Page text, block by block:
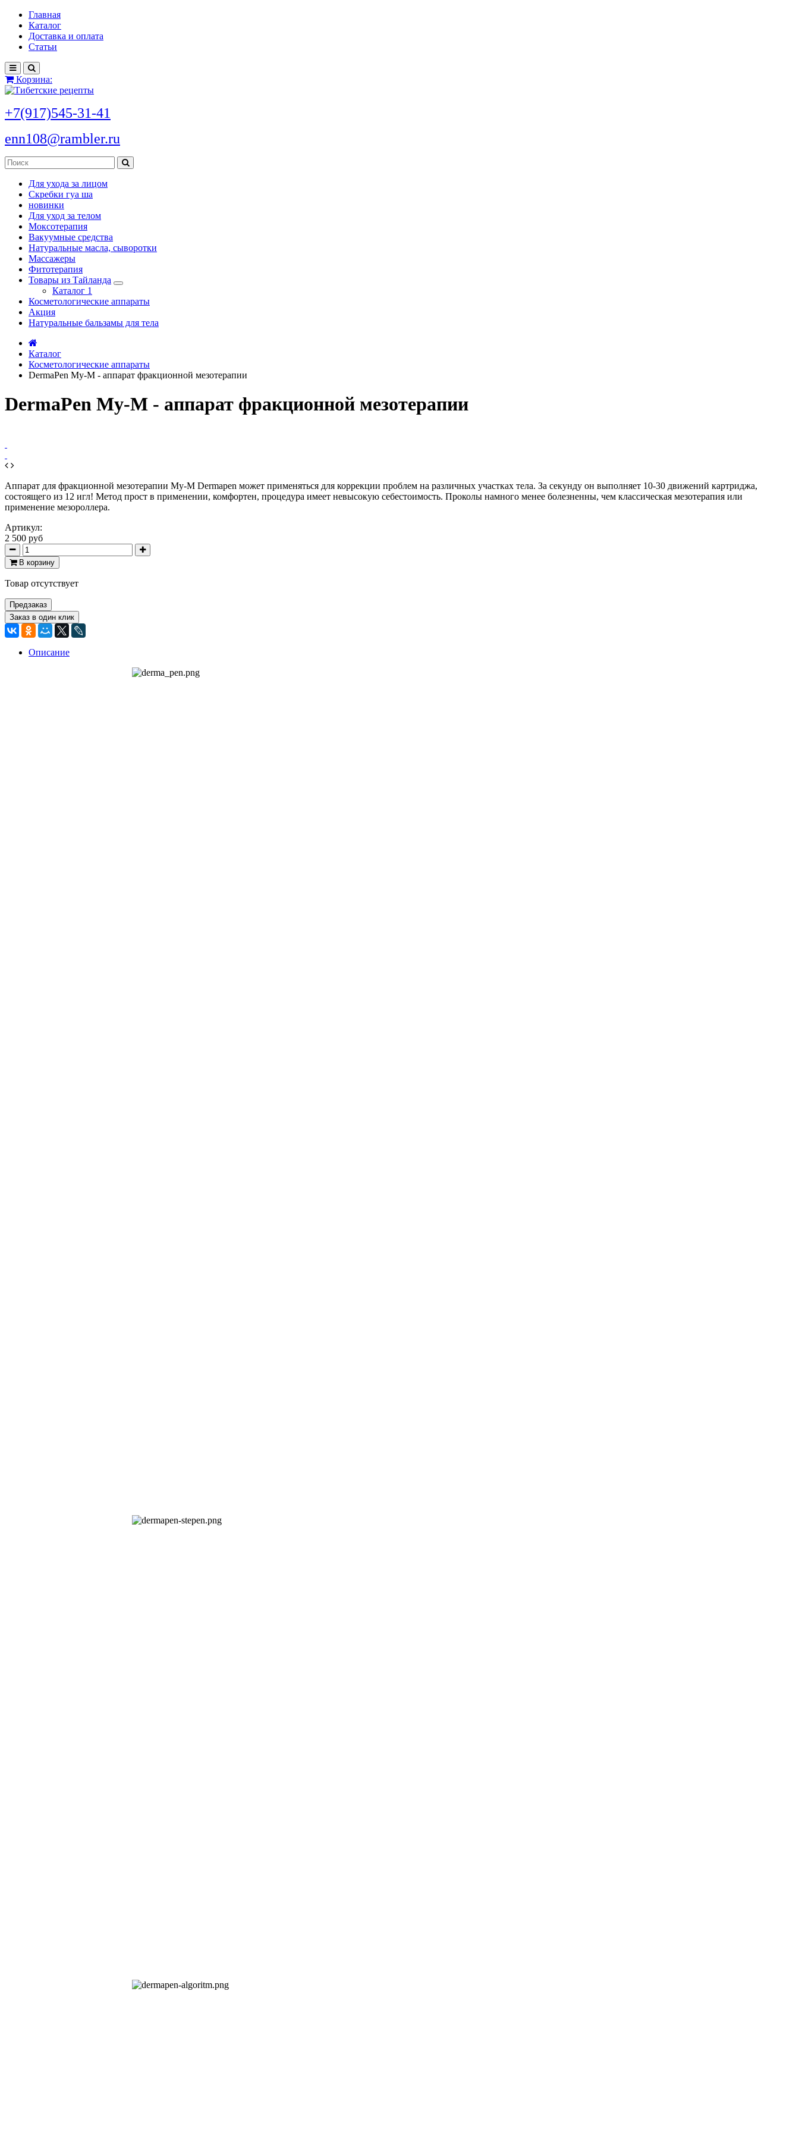
Главная
Каталог
Доставка и оплата
Статьи
Корзина:
+7(917)545-31-41
enn108@rambler.ru
Для ухода за лицом
Скребки гуа ша
новинки
Для уход за телом
Моксотерапия
Вакуумные средства
Натуральные масла, сыворотки
Массажеры
Фитотерапия
Товары из Тайланда
Каталог 1
Косметологические аппараты
Акция
Натуральные бальзамы для тела
Каталог
Косметологические аппараты
DermaPen My-M - аппарат фракционной мезотерапии
DermaPen My-M - аппарат фракционной мезотерапии
Аппарат для фракционной мезотерапии My-M Dermapen может применяться для коррекции проблем на различных участках тела. За секунду он выполняет 10-30 движений картриджа,
состоящего из 12 игл! Метод прост в применении, комфортен, процедура имеет невысокую себестоимость. Проколы намного менее болезненны, чем классическая мезотерапия или
применение мезороллера.
Артикул:
2 500 руб
В корзину
Товар отсутствует
Предзаказ
Заказ в один клик
Описание